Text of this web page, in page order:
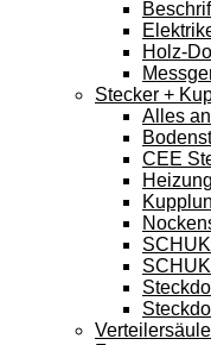
Holz-
Stecker +
Alles
CEE